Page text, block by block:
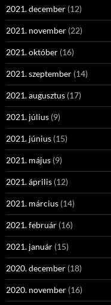
2021. december (12)
2021. november (22)
2021. október (16)
2021. szeptember (14)
2021. augusztus (17)
2021. július (9)
2021. június (15)
2021. május (9)
2021. április (12)
2021. március (14)
2021. február (16)
2021. január (15)
2020. december (18)
2020. november (16)